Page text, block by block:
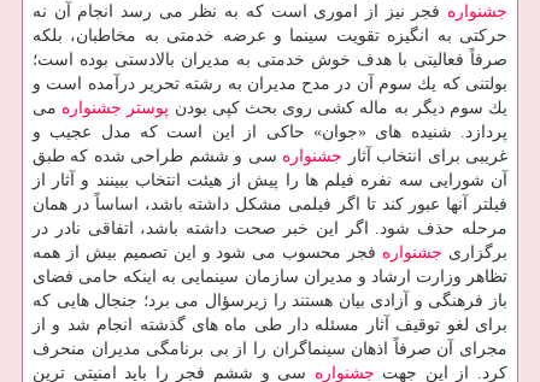
جشنواره فجر نیز از اموری است كه به نظر می رسد انجام آن نه
حركتی به انگیزه تقویت سینما و عرضه خدمتی به مخاطبان، بلكه
صرفاً فعالیتی با هدف خوش خدمتی به مدیران بالادستی بوده است؛
بولتنی كه یك سوم آن در مدح مدیران به رشته تحریر درآمده است و
یك سوم دیگر به ماله كشی روی بحث كپی بودن پوستر جشنواره می
پردازد. شنیده های «جوان» حاكی از این است كه مدل عجیب و
غریبی برای انتخاب آثار جشنواره سی و ششم طراحی شده كه طبق
آن شورایی سه نفره فیلم ها را پیش از هیئت انتخاب ببینند و آثار از
فیلتر آنها عبور كند تا اگر فیلمی مشكل داشته باشد، اساساً در همان
مرحله حذف شود. اگر این خبر صحت داشته باشد، اتفاقی نادر در
برگزاری جشنواره فجر محسوب می شود و این تصمیم بیش از همه
تظاهر وزارت ارشاد و مدیران سازمان سینمایی به اینكه حامی فضای
باز فرهنگی و آزادی بیان هستند را زیرسؤال می برد؛ جنجال هایی كه
برای لغو توقیف آثار مسئله دار طی ماه های گذشته انجام شد و از
مجرای آن صرفاً اذهان سینماگران را از بی برنامگی مدیران منحرف
كرد. از این جهت جشنواره سی و ششم فجر را باید امنیتی ترین